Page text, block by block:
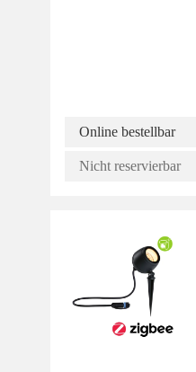
Online bestellbar
Nicht reservierbar